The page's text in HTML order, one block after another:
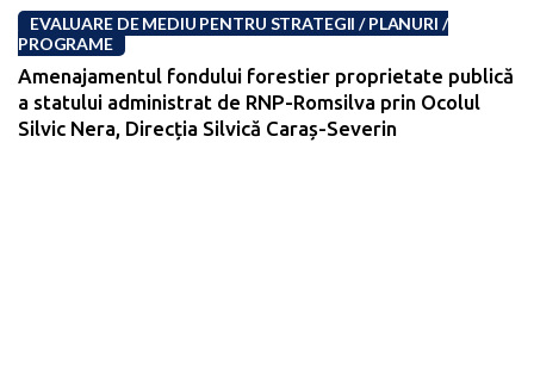
EVALUARE DE MEDIU PENTRU STRATEGII / PLANURI /
PROGRAME
Amenajamentul fondului forestier proprietate publică
a statului administrat de RNP-Romsilva prin Ocolul
Silvic Nera, Direcția Silvică Caraș-Severin